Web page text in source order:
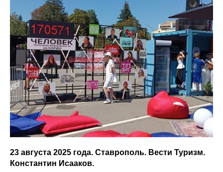
23 августа 2025 года. Ставрополь. Вести Туризм.
Константин Исааков.